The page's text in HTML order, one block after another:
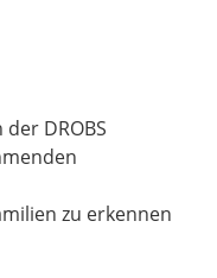
DROBS
zu erkennen